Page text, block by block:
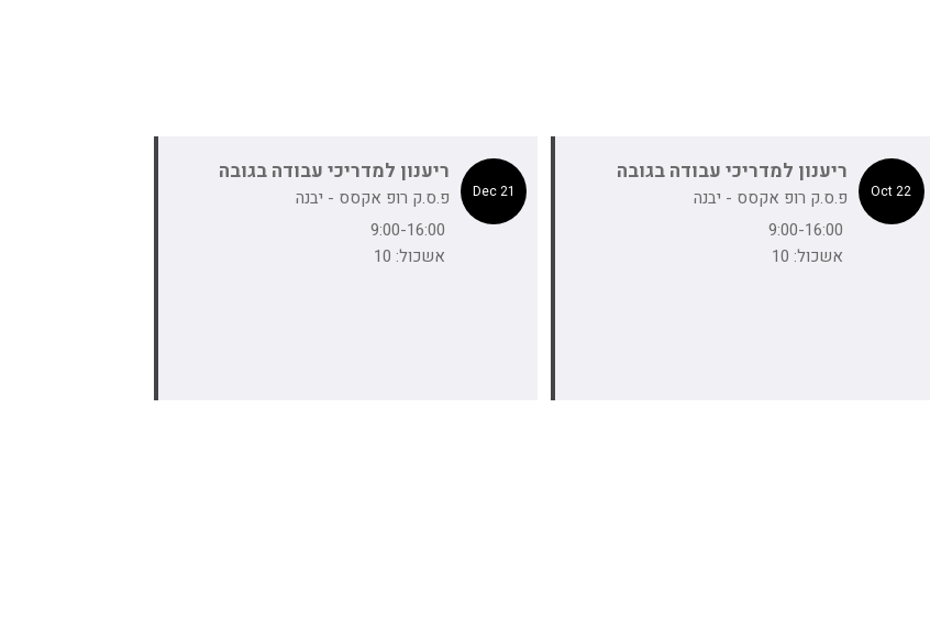
22 Oct
ריענון למדריכי עבודה בגובה
פ.ס.ק רופ אקסס - יבנה
אשכול: 10
21 Dec
ריענון למדריכי עבודה בגובה
פ.ס.ק רופ אקסס - יבנה
אשכול: 10